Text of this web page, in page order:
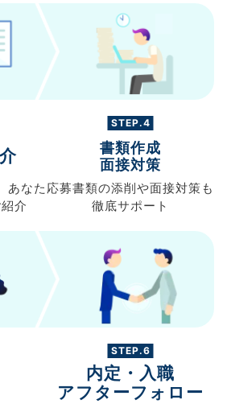
あなた
介
STEP.4
書類作成
面接対策
応募書類の添削や面接対策も
徹底サポート
STEP.6
内定・入職
アフターフォロー